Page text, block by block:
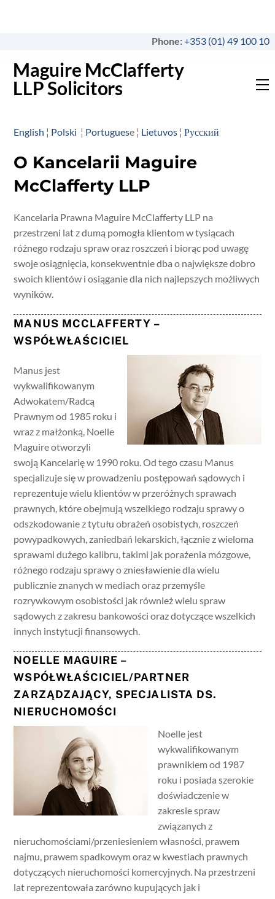
Phone:+353 (01) 49 100 10
Maguire McClafferty
LLP Solicitors
English ¦ Polski ¦ Portuguese ¦ Lietuvos ¦Русский
O Kancelarii Maguire
McClafferty LLP
Kancelaria Prawna Maguire McClafferty LLP na
przestrzeni lat z dumą pomogła klientom w tysiącach
różnego rodzaju spraw oraz roszczeń i biorąc pod uwagę
swoje osiągnięcia, konsekwentnie dba o największe dobro
swoich klientów i osiąganie dla nich najlepszych możliwych
wyników.
MANUS MCCLAFFERTY –
WSPÓŁWŁAŚCICIEL
Manus jest
wykwalifikowanym
Adwokatem/Radcą
Prawnym od 1985 roku i
wraz z małżonką, Noelle
Maguire otworzyli
swoją Kancelarię w 1990 roku. Od tego czasu Manus
specjalizuje się w prowadzeniu postępowań sądowych i
reprezentuje wielu klientów w przeróżnych sprawach
prawnych, które obejmują wszelkiego rodzaju sprawy o
odszkodowanie z tytułu obrażeń osobistych, roszczeń
powypadkowych, zaniedbań lekarskich, łącznie z wieloma
sprawami dużego kalibru, takimi jak porażenia mózgowe,
różnego rodzaju sprawy o zniesławienie dla wielu
publicznie znanych w mediach oraz przemyśle
rozrywkowym osobistości jak również wielu spraw
sądowych z zakresu bankowości oraz dotyczące wszelkich
innych instytucji finansowych.
NOELLE MAGUIRE –
WSPÓŁWŁAŚCICIEL/PARTNER
ZARZĄDZAJĄCY, SPECJALISTA DS.
NIERUCHOMOŚCI
Noelle jest
wykwalifikowanym
prawnikiem od 1987
roku i posiada szerokie
doświadczenie w
zakresie spraw
związanych z
nieruchomościami/przeniesieniem własności, prawem
najmu, prawem spadkowym oraz w kwestiach prawnych
dotyczących nieruchomości komercyjnych. Na przestrzeni
lat reprezentowała zarówno kupujących jak i